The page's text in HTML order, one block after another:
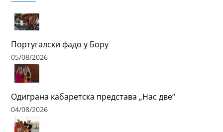
Португалски фадо у Бору
05/08/2026
Одиграна кабаретска представа „Нас две“
04/08/2026